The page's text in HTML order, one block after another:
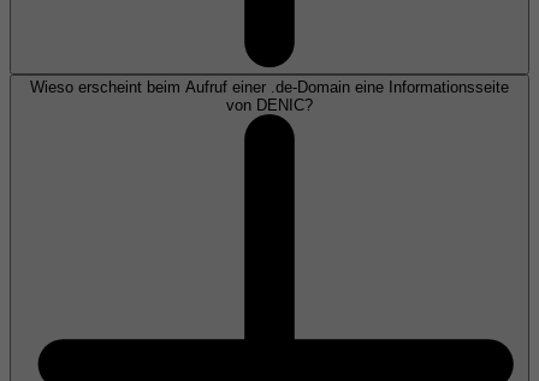
Wieso erscheint beim Aufruf einer .de-Domain eine Informationsseite
von DENIC?